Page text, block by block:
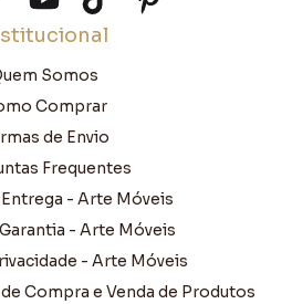
Somos
Comprar
de Envio
Frequentes
- Arte Móveis
- Arte Móveis
- Arte Móveis
Compra e Venda de Produtos